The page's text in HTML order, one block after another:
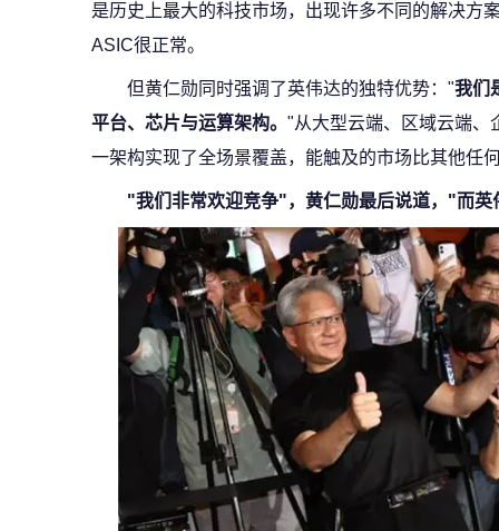
是历史上最大的科技市场，出现许多不同的解决方
ASIC很正常。
但黄仁勋同时强调了英伟达的独特优势："我们
平台、芯片与运算架构。 "从大型云端、区域云端、
一架构实现了全场景覆盖，能触及的市场比其他任
"我们非常欢迎竞争"，黄仁勋最后说道，"而英